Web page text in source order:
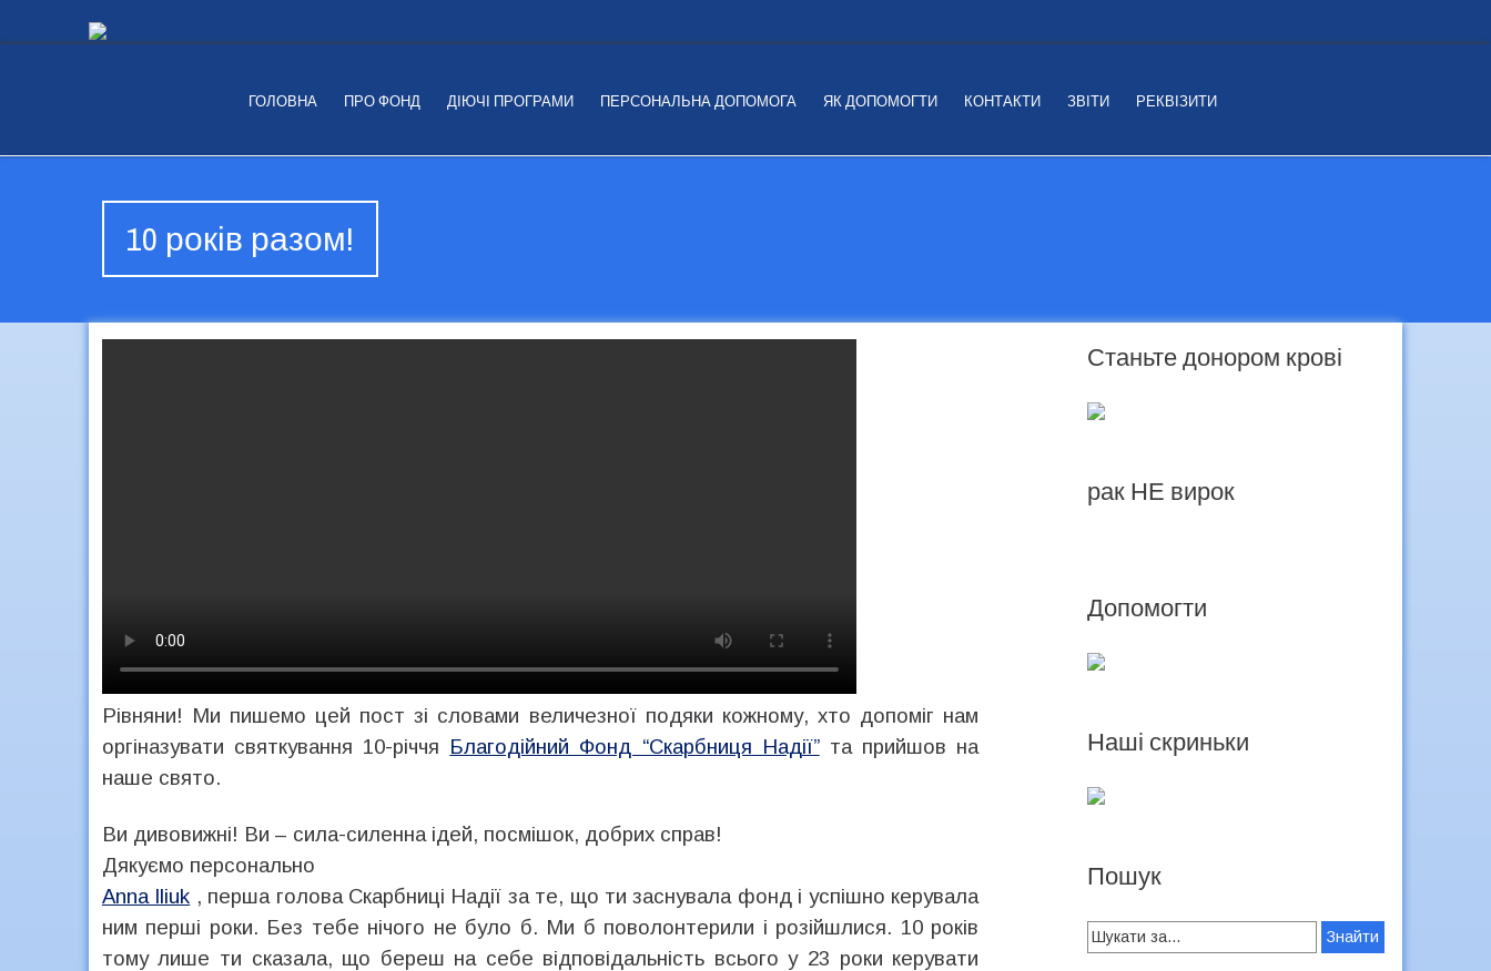
ГОЛОВНА ПРО ФОНД ДІЮЧІ ПРОГРАМИ ПЕРСОНАЛЬНА ДОПОМОГА ЯК ДОПОМОГТИ КОНТАКТИ ЗВІТИ РЕКВІЗИТИ
10 років разом!
Рівняни! Ми пишемо цей пост зі словами величезної подяки кожному, хто допоміг нам
оргіназувати святкування 10-річчя Благодійний Фонд “Скарбниця Надії”та прийшов на
наше свято.
Ви дивовижні! Ви – сила-силенна ідей, посмішок, добрих справ!
Дякуємо персонально
Anna Iliuk , перша голова Скарбниці Надії за те, що ти заснувала фонд і успішно керувала
ним перші роки. Без тебе нічого не було б. Ми б поволонтерили і розійшлися. 10 років
тому лише ти сказала, що береш на себе відповідальність всього у 23 роки керувати
Станьте донором крові
рак НЕ вирок
Допомогти
Наші скриньки
Пошук
Search
for: